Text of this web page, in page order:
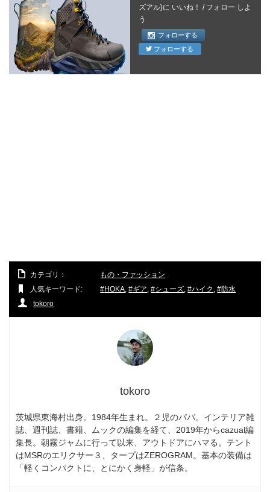
ズアル)に いいね！ / フォロー しよ
う
フォローする
フォローする
カテゴリ：
もの・ファッション
人気キーワード:
HOKA, ギア, シューズ, ハイク , 防水
tokoro
tokoro
茨城県東海村出身。1984年生まれ。２児のパパ。インテリア雑
誌、週刊誌、書籍、ムックの編集を経て、2019年からcazual編
集長。朝霧ジャムに行って以来、アウトドアにハマる。テント
はMSRのエリクサー３、タープはZEROGRAM。基本の装備は
「軽くコンパクトに、とにかく身軽」が信条。